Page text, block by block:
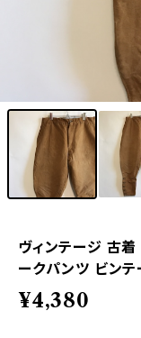
ヴィンテージ 古
ークパンツ ビンテ
¥4,380